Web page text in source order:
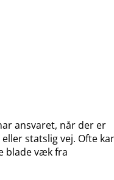
ansvaret, når der er
statslig vej. Ofte
blade væk fra